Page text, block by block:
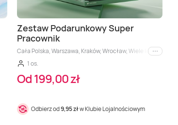
Zestaw Podarunkowy Super
Pracownik
Cała Polska, Warszawa, Kraków, Wrocław, Wiele lokalizacji,
i inne
1 os.
Od 199,00 zł
Odbierz od9,95 złw Klubie Lojalnościowym